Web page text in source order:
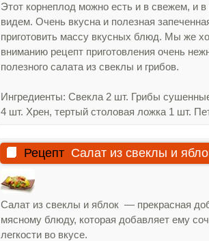
Этот корнеплод можно есть и в свежем, и
видем. Очень вкусна и полезная
приготовить массу вкусных блюд. Мы же
вниманию рецепт приготовления очень
полезного салата из свеклы и грибов.
Ингредиенты: Свекла 2 шт. Грибы
4 шт. Хрен, тертый столовая ложка 1 шт.
Рецепт Салат из свеклы и
Салат из свеклы и яблок — прекрасная
мясному блюду, которая добавляет ему
легкости во вкусе.